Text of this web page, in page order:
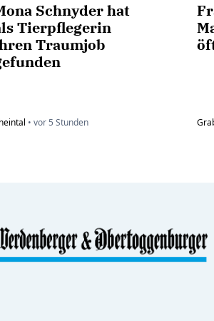
Schnyder hat
Tierpflegerin
Traumjob
• vor5 Stunden